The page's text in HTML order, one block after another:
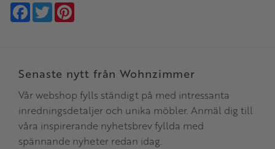
Facebook
Twitter
Senaste nytt från Wohnzimmer
Vår webshop fylls ständigt på med intressanta
inredningsdetaljer och unika möbler. Anmäl dig till
våra inspirerande nyhetsbrev fyllda med
spännande nyheter redan idag.